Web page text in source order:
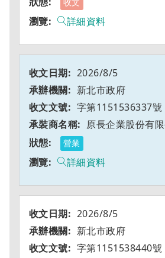
收文
詳細資料
2026/8/5
新北市政府
字第1151536337號
原長企業股份有
營業
詳細資料
2026/8/5
新北市政府
字第1151538440號